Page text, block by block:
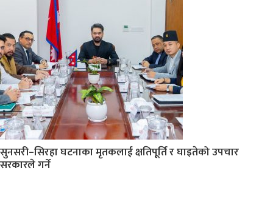
सुनसरी–सिरहा घटनाका मृतकलाई क्षतिपूर्ति र घाइतेको उपचार
सरकारले गर्ने